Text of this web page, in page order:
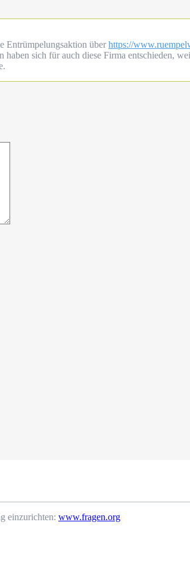
Entrümpelungsaktion über https://
sich für auch diese Firma entschieden,
einzurichten: www.fragen.org